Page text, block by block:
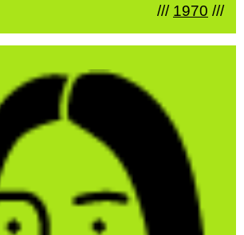
///
1970
///